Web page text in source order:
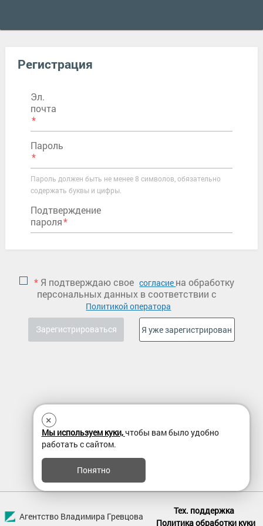
Регистрация
Эл.
почта
Пароль
Пароль должен быть не менее 8 символов, обязательно
содержать буквы и цифры.
Подтверждение
пароля
* Я подтверждаю свое согласие на обработку
персональных данных в соответствии с
Политикой оператора
Агентство Владимира Гревцова
Тех. поддержка
Политика обработки куки
×
Мы используем куки,чтобы вам было удобно
работать с сайтом.
Понятно